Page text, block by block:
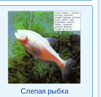
Слепая рыбка